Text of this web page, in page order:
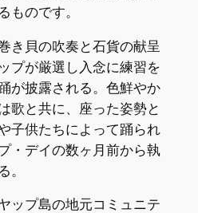
ものです。
き貝の吹奏と石貨の献呈
プが厳選し入念に練習を
が披露される。色鮮やか
歌と共に、座った姿勢と
子供たちによって踊られ
・デイの数ヶ月前から執
。
ップ島の地元コミュニテ